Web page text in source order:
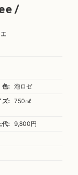
/
色:
泡ロゼ
ズ: 750㎖
代:
9,800円